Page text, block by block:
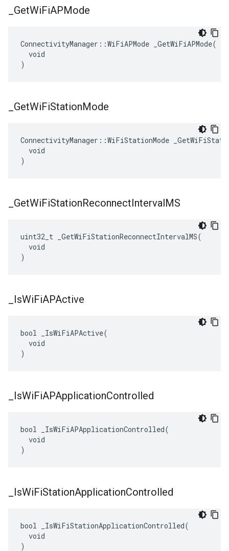
GetWiFiAPMode
ConnectivityManager::WiFiAPMode _GetWiFiAPMode(
  void
)
GetWiFiStationMode
ConnectivityManager::WiFiStationMode
  void
)
GetWiFiStationReconnectIntervalMS
uint32_t _GetWiFiStationReconnectIntervalMS(
  void
)
IsWiFiAPActive
bool _IsWiFiAPActive(
  void
)
IsWiFiAPApplicationControlled
bool _IsWiFiAPApplicationControlled(
  void
)
IsWiFiStationApplicationControlled
bool _IsWiFiStationApplicationControlled(
  void
)